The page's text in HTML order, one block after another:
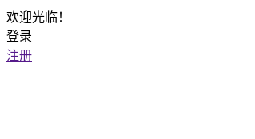
欢迎光临！
登录
注册